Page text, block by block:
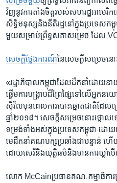
វិញ​នូវ​ការ​តាំង​ចិត្ត​របស់​សហរដ្ឋ​អាមេរិ
សិទ្ធិ​មនុស្ស​និង​នីតិរដ្ឋ​នៅ​ក្នុង​ប្រទេស​កម្
មួយ​សម្រាប់​ព្រឹទ្ធសភា​សម្រេច ដែល​
សេចក្តី​ថ្លែងការណ៍នៃ​សេចក្តី​សម្រេច​នោ
​«រដ្ឋាភិបាល​កម្ពុជា​ដែល​ដឹកនាំ​ដោយ​នា
ផ្តើម​ការ​បង្ក្រាប​ដ៏​ព្រៃផ្សៃ​ទៅ​លើអ្នក​
ស៊ីវិល​មុន​ពេល​ការ​បោះឆ្នោត​ជាតិ​ដែលគ្រ
ឆ្នាំ២០១៨។ ​សេចក្តី​សម្រេច​នោះថ្កោ
ទម្រង់​ទាំងអស់ក្នុង​ប្រទេស​កម្ពុជា ដ
មេដឹកនាំ​គណបក្ស​ប្រឆាំង​ជា​បន្ទាន់ ​ហើយ​
ដោយ​សេរី​និង​យុត្តិធម៌​និង​មាន​ការ​ឃ្លាំ​មើ
លោក McCainប្រធាន​គណៈកម្មាធិកា